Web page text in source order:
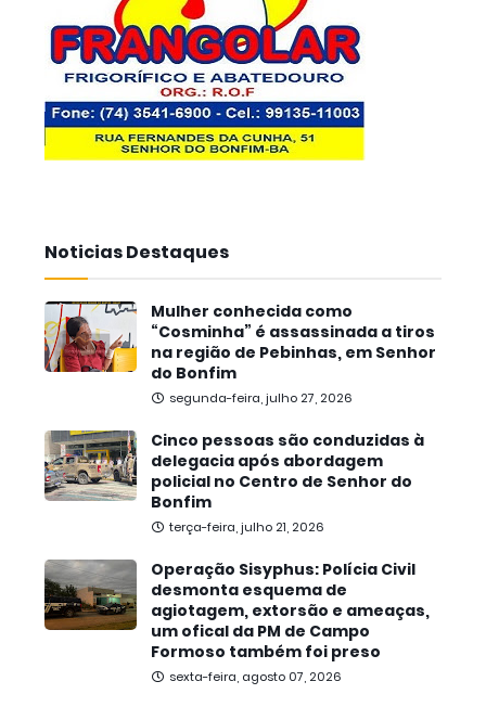
Noticias Destaques
Mulher conhecida como
“Cosminha” é assassinada a tiros
na região de Pebinhas, em Senhor
do Bonfim
segunda-feira, julho 27, 2026
Cinco pessoas são conduzidas à
delegacia após abordagem
policial no Centro de Senhor do
Bonfim
terça-feira, julho 21, 2026
Operação Sisyphus: Polícia Civil
desmonta esquema de
agiotagem, extorsão e ameaças,
um ofical da PM de Campo
Formoso também foi preso
sexta-feira, agosto 07, 2026